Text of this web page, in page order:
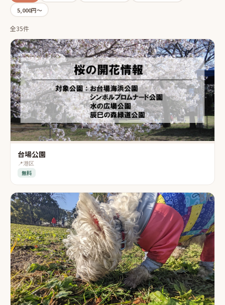
5,000円〜
全35件
台場公園
📍港区
無料